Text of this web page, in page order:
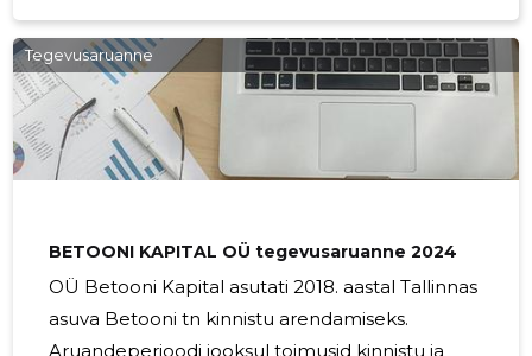
võimaluse pakkumisega tegeleda oma
meelisharrastustega. Oluliseks oleme pidanud
külaelanike endi panust. Kõik spordi- ja
mänguväljakutega seonduvad suuremad korrastustööd
on tehtud talgute korras külarahva osavõtul. MTÜ
Meremetsa külaselts
Tegevusaruanne
BETOONI KAPITAL OÜ tegevusaruanne 2024
OÜ Betooni Kapital asutati 2018. aastal Tallinnas
asuva Betooni tn kinnistu arendamiseks.
Aruandeperioodi jooksul toimusid kinnistu ja